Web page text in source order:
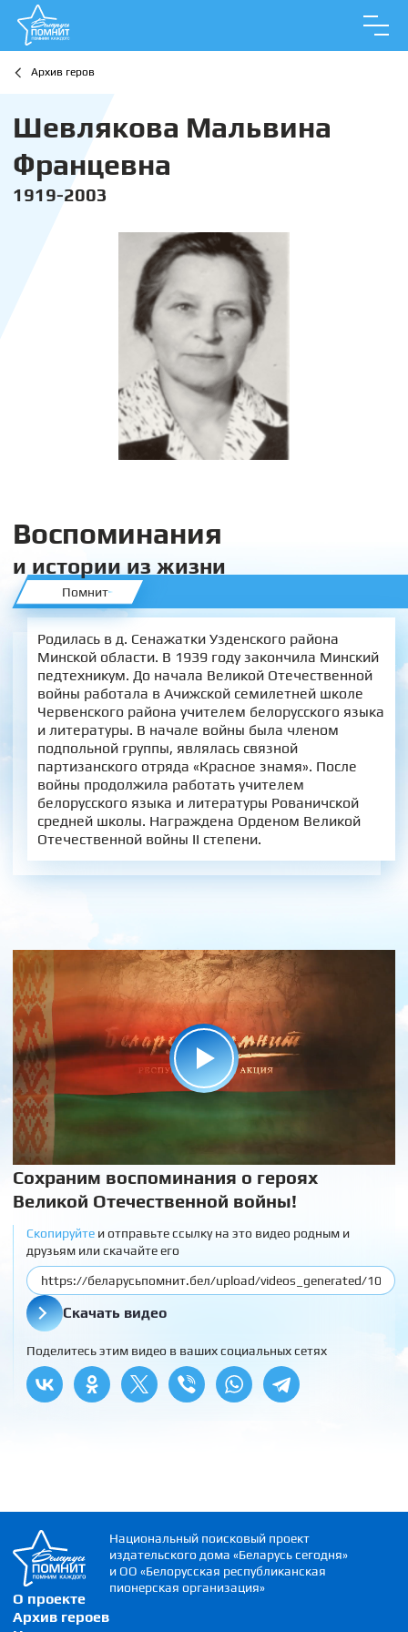
Архив геров
Шевлякова Мальвина
Францевна
1919-2003
Воспоминания
и истории из жизни
Помнит
Родилась в д. Сенажатки Узденского района
Минской области. В 1939 году закончила Минский
педтехникум. До начала Великой Отечественной
войны работала в Ачижской семилетней школе
Червенского района учителем белорусского языка
и литературы. В начале войны была членом
подпольной группы, являлась связной
партизанского отряда «Красное знамя». После
войны продолжила работать учителем
белорусского языка и литературы Рованичской
средней школы. Награждена Орденом Великой
Отечественной войны II степени.
Сохраним воспоминания о героях
Великой Отечественной войны!
Скопируйтеи отправьте ссылку на это видео родным и
друзьям или скачайте его
Скачать видео
Поделитесь этим видео в ваших социальных сетях
О проекте
Архив героев
Национальный поисковый проект
издательского дома «Беларусь сегодня»
и ОО «Белорусская республиканская
пионерская организация»